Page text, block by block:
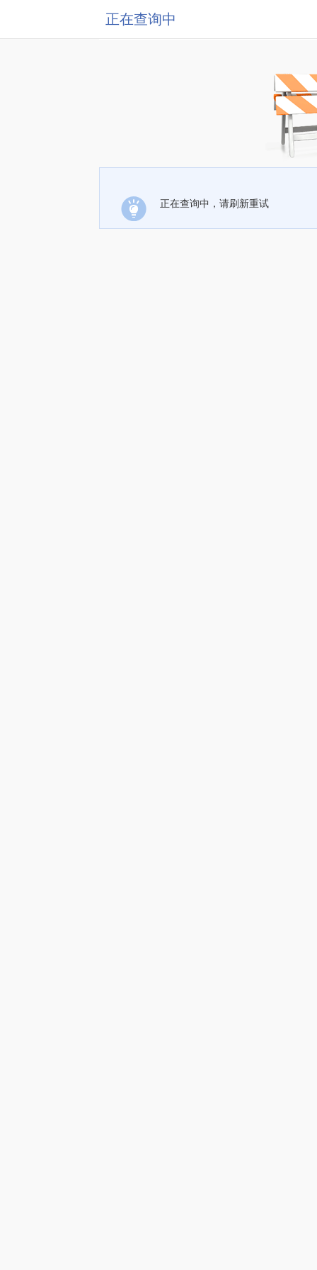
正在查询中
正在查询中，请刷新重试